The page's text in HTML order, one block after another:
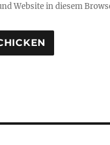
Website in diesem